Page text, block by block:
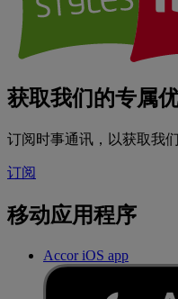
获取我们的专属
订阅时事通讯，以获取我
订阅
移动应用程序
Accor iOS app